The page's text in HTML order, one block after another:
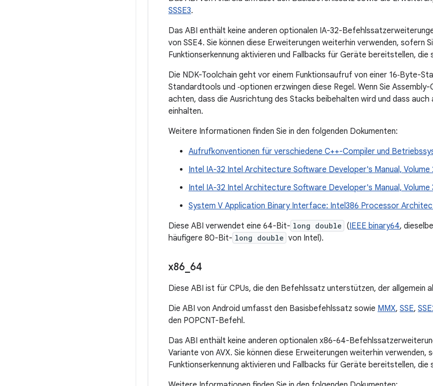
SSSE3.
Das ABI enthält keine anderen optionalen IA-32-
von SSE4. Sie können diese Erweiterungen weiterhin verwenden, sofern
Funktionserkennung aktivieren und Fallbacks für Geräte bereitstellen,
Die NDK-Toolchain geht vor einem Funktionsaufruf von einer 16‑Byte-
Standardtools und ‑optionen erzwingen diese Regel. Wenn Sie
achten, dass die Ausrichtung des Stacks beibehalten wird und dass auch
einhalten.
Weitere Informationen finden Sie in den folgenden Dokumenten:
Aufrufkonventionen für verschiedene C++-Compiler und
Intel IA-32 Intel Architecture Software Developer's Manual,
Intel IA-32 Intel Architecture Software Developer's Manual, Volume
System V Application Binary Interface: Intel386 Processor
Diese ABI verwendet eine 64-Bit- long double (IEEE binary64,
häufigere 80-Bit- long double von Intel).
x86 64
Diese ABI ist für CPUs, die den Befehlssatz unterstützen, der allgemein
Die ABI von Android umfasst den Basisbefehlssatz sowie MMX, SSE,
den POPCNT-Befehl.
Das ABI enthält keine anderen optionalen x86-64-
Variante von AVX. Sie können diese Erweiterungen weiterhin
Funktionserkennung aktivieren und Fallbacks für Geräte bereitstellen,